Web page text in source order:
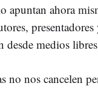
apuntan ahora
desde medios
no nos cancelen